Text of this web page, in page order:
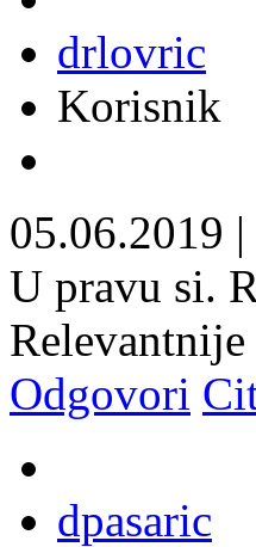
drlovric
Korisnik
05.06.2019 |
U pravu si.
Odgovori
dpasaric